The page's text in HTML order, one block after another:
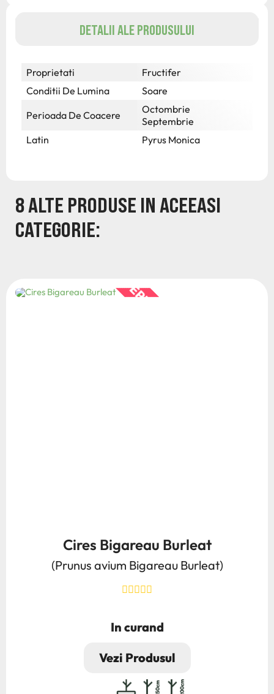
DETALII ALE PRODUSULUI
Proprietati
Fructifer
Conditii De Lumina
Soare
Perioada De Coacere
Octombrie
Septembrie
Latin
Pyrus Monica
8 ALTE PRODUSE IN ACEEASI
CATEGORIE:
STOC EPUIZAT
Cires Bigareau Burleat
(Prunus avium Bigareau Burleat)
Pret
In curand
Vezi Produsul
radacina ambalata
4L 100/150150/200